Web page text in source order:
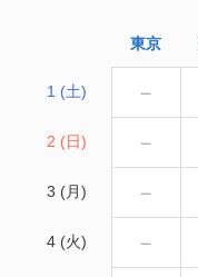
東京
1 (土) －
2 (日) －
3 (月) －
4 (火) －